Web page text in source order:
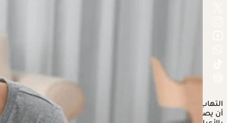
التهاب الزائدة الدودية لا يصيب البالغين فقط، بل من الممكن أيضًا
أن يصاب به الأطفال، لذلك يجب على الأم أن تكون على دراية